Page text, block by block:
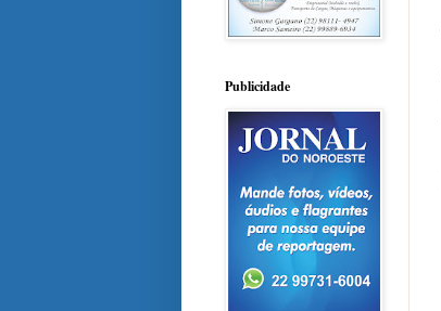
Publicidade